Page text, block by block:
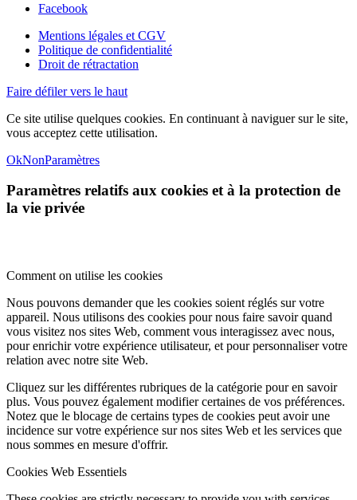
Facebook
Mentions légales et CGV
Politique de confidentialité
Droit de rétractation
Faire défiler vers le haut
Ce site utilise quelques cookies. En continuant à naviguer sur le site,
vous acceptez cette utilisation.
OkNonParamètres
Paramètres relatifs aux cookies et à la protection de
la vie privée
Comment on utilise les cookies
Nous pouvons demander que les cookies soient réglés sur votre
appareil. Nous utilisons des cookies pour nous faire savoir quand
vous visitez nos sites Web, comment vous interagissez avec nous,
pour enrichir votre expérience utilisateur, et pour personnaliser votre
relation avec notre site Web.
Cliquez sur les différentes rubriques de la catégorie pour en savoir
plus. Vous pouvez également modifier certaines de vos préférences.
Notez que le blocage de certains types de cookies peut avoir une
incidence sur votre expérience sur nos sites Web et les services que
nous sommes en mesure d'offrir.
Cookies Web Essentiels